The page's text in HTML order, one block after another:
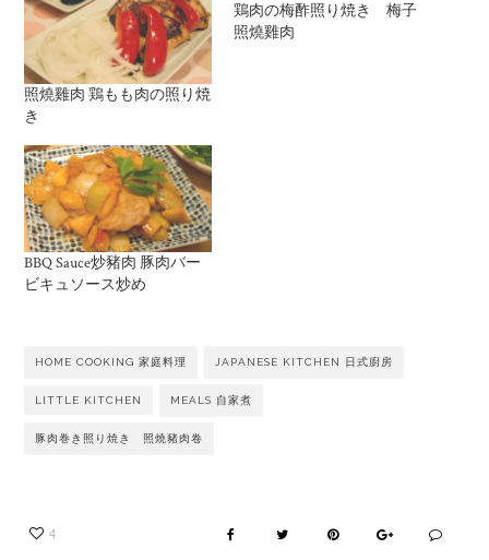
照燒雞肉 鶏もも肉の照り焼
き
鶏肉の梅酢照り焼き 梅子
照燒雞肉
BBQ Sauce炒豬肉 豚肉バー
ビキュソース炒め
HOME COOKING 家庭料理 JAPANESE KITCHEN 日式廚房
LITTLE KITCHEN MEALS 自家煮
豚肉巻き照り焼き 照燒豬肉卷
4